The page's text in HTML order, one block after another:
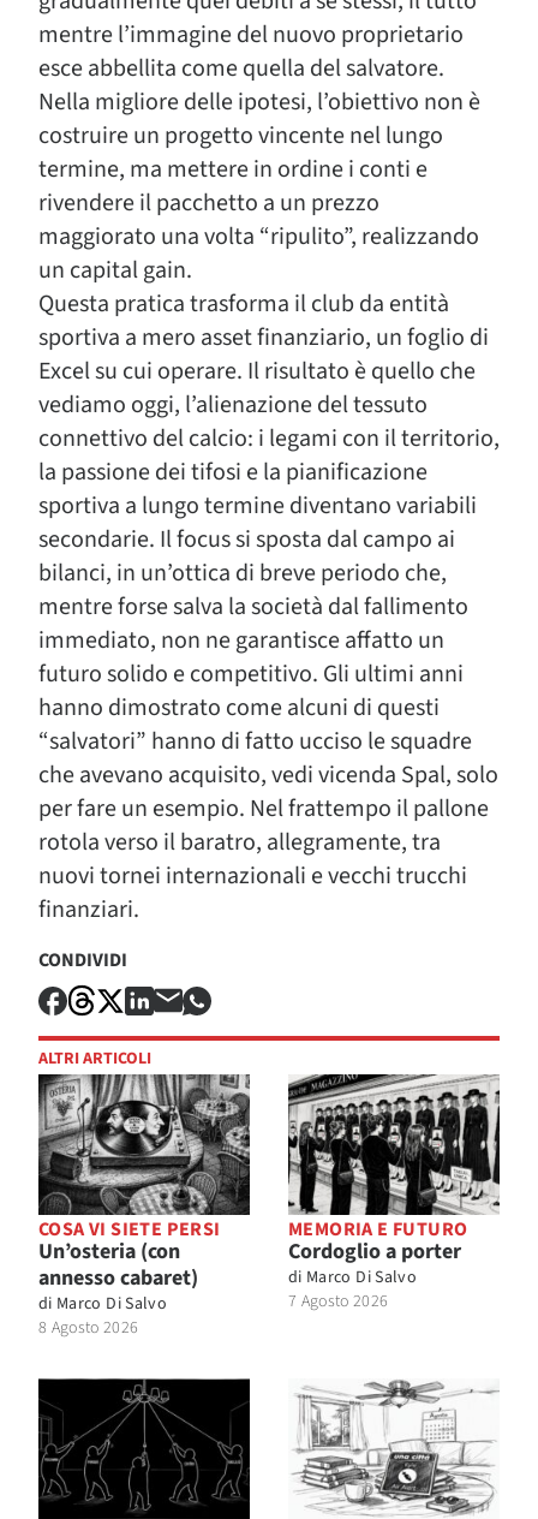
mentre l’immagine del nuovo proprietario
esce abbellita come quella del salvatore.
Nella migliore delle ipotesi, l’obiettivo non è
costruire un progetto vincente nel lungo
termine, ma mettere in ordine i conti e
rivendere il pacchetto a un prezzo
maggiorato una volta “ripulito”, realizzando
un capital gain.
Questa pratica trasforma il club da entità
sportiva a mero asset finanziario, un foglio di
Excel su cui operare. Il risultato è quello che
vediamo oggi, l’alienazione del tessuto
connettivo del calcio: i legami con il territorio,
la passione dei tifosi e la pianificazione
sportiva a lungo termine diventano variabili
secondarie. Il focus si sposta dal campo ai
bilanci, in un’ottica di breve periodo che,
mentre forse salva la società dal fallimento
immediato, non ne garantisce affatto un
futuro solido e competitivo. Gli ultimi anni
hanno dimostrato come alcuni di questi
“salvatori” hanno di fatto ucciso le squadre
che avevano acquisito, vedi vicenda Spal, solo
per fare un esempio. Nel frattempo il pallone
rotola verso il baratro, allegramente, tra
nuovi tornei internazionali e vecchi trucchi
finanziari.
CONDIVIDI
ALTRI ARTICOLI
COSA VI SIETE PERSI
Un’osteria (con
annesso cabaret)
di Marco Di Salvo
8 Agosto 2026
MEMORIA E FUTURO
Cordoglio a porter
di Marco Di Salvo
7 Agosto 2026